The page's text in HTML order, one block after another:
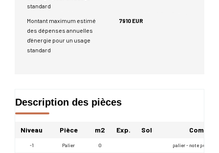
standard
Montant maximum estimé
des dépenses annuelles
d'énergie pour un usage
standard
7910 EUR
Description des pièces
Niveau Pièce m2 Exp. Sol
-1 Palier 0 palier - note publique